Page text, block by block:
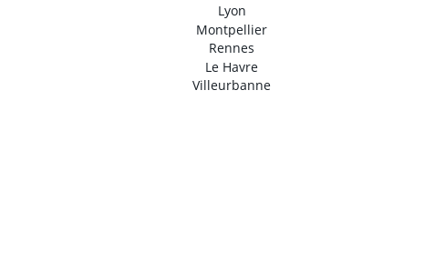
Lyon
Montpellier
Rennes
Le Havre
Villeurbanne